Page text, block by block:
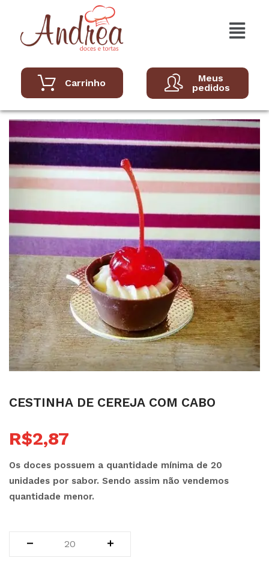
Carrinho
Meus
pedidos
cestinha de cereja com cabo
R$2,87
Os doces possuem a quantidade mínima de 20
unidades por sabor. Sendo assim não vendemos
quantidade menor.